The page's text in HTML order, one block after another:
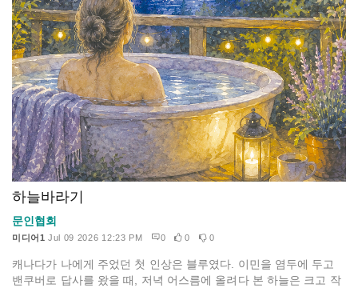
하늘바라기
문인협회
미디어1 Jul 09 2026 12:23 PM 0 0 0
캐나다가 나에게 주었던 첫 인상은 블루였다. 이민을 염두에 두고
밴쿠버로 답사를 왔을 때, 저녁 어스름에 올려다 본 하늘은 크고 작